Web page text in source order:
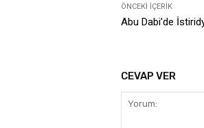
ÖNCEKI İÇERIK
Abu Dabi’de
CEVAP VER